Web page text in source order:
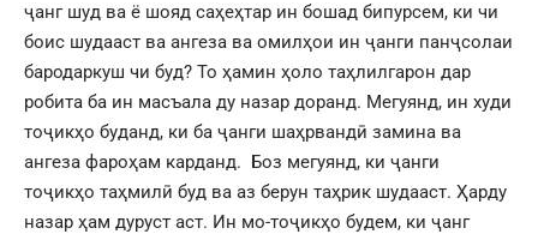
ҷанг шуд ва ё шояд саҳеҳтар ин бошад бипурсем, ки чи
боис шудааст ва ангеза ва омилҳои ин ҷанги панҷсолаи
бародаркуш чи буд? То ҳамин ҳоло таҳлилгарон дар
робита ба ин масъала ду назар доранд. Мегуянд, ин худи
тоҷикҳо буданд, ки ба ҷанги шаҳрвандӣ замина ва
ангеза фароҳам карданд. Боз мегуянд, ки ҷанги
тоҷикҳо таҳмилӣ буд ва аз берун таҳрик шудааст. Ҳарду
назар ҳам дуруст аст. Ин мо-тоҷикҳо будем, ки ҷанг